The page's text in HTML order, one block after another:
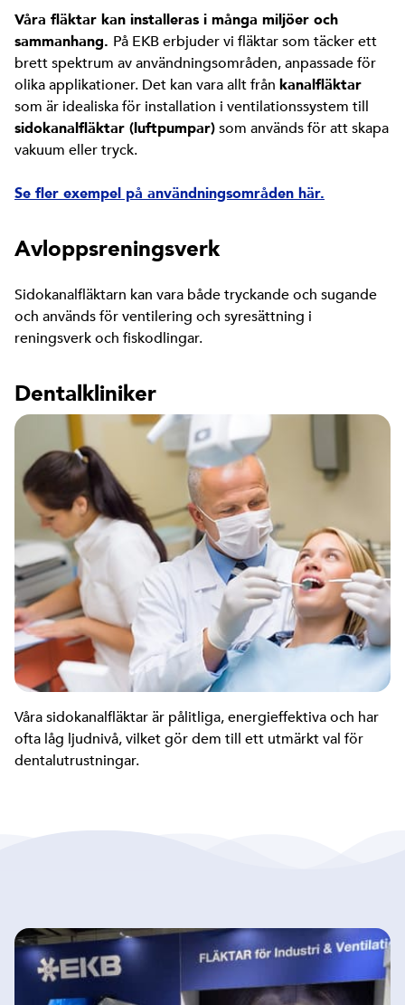
Våra fläktar kan installeras i många miljöer och
sammanhang. På EKB erbjuder vi fläktar som täcker ett
brett spektrum av användningsområden, anpassade för
olika applikationer. Det kan vara allt från kanalfläktar
som är idealiska för installation i ventilationssystem till
sidokanalfläktar (luftpumpar)som används för att skapa
vakuum eller tryck.
Se fler exempel på användningsområden här.
Avloppsreningsverk
Sidokanalfläktarn kan vara både tryckande och sugande
och används för ventilering och syresättning i
reningsverk och fiskodlingar.
Dentalkliniker
Våra sidokanalfläktar är pålitliga, energieffektiva och har
ofta låg ljudnivå, vilket gör dem till ett utmärkt val för
dentalutrustningar.